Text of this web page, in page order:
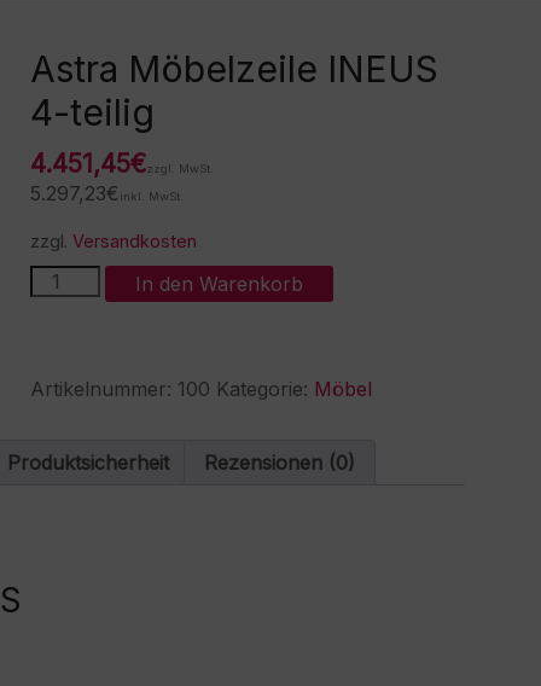
Astra Möbelzeile INEUS
4-teilig
4.451,45€zzgl. MwSt.
5.297,23€ inkl. MwSt.
zzgl. Versandkosten
Astra
Möbelzeile
Menge
In den Warenkorb
n
t
i
Artikelnummer: 100 Kategorie: Möbel
Produktsicherheit Rezensionen (0)